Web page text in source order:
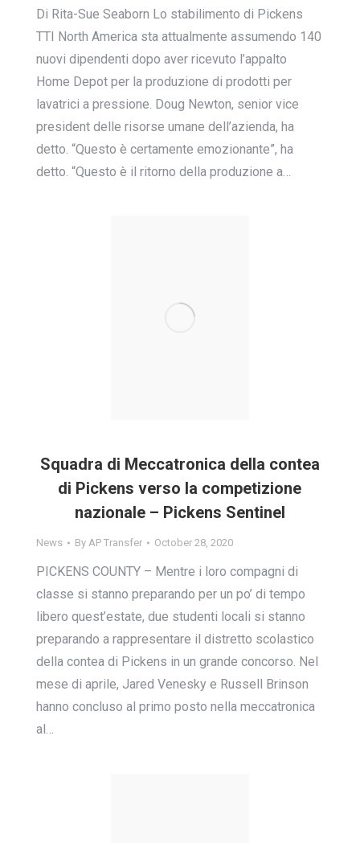
Di Rita-Sue Seaborn Lo stabilimento di Pickens
TTI North America sta attualmente assumendo 140
nuovi dipendenti dopo aver ricevuto l’appalto
Home Depot per la produzione di prodotti per
lavatrici a pressione. Doug Newton, senior vice
president delle risorse umane dell’azienda, ha
detto. “Questo è certamente emozionante”, ha
detto. “Questo è il ritorno della produzione a…
Squadra di Meccatronica della contea
di Pickens verso la competizione
nazionale – Pickens Sentinel
News By AP Transfer October 28, 2020
PICKENS COUNTY – Mentre i loro compagni di
classe si stanno preparando per un po’ di tempo
libero quest’estate, due studenti locali si stanno
preparando a rappresentare il distretto scolastico
della contea di Pickens in un grande concorso. Nel
mese di aprile, Jared Venesky e Russell Brinson
hanno concluso al primo posto nella meccatronica
al…